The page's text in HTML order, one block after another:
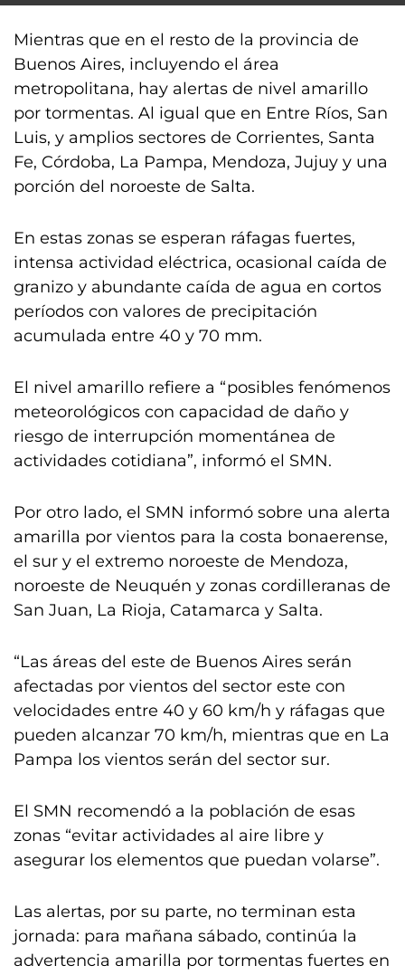
Mientras que en el resto de la provincia de
Buenos Aires, incluyendo el área
metropolitana, hay alertas de nivel amarillo
por tormentas. Al igual que en Entre Ríos, San
Luis, y amplios sectores de Corrientes, Santa
Fe, Córdoba, La Pampa, Mendoza, Jujuy y una
porción del noroeste de Salta.
En estas zonas se esperan ráfagas fuertes,
intensa actividad eléctrica, ocasional caída de
granizo y abundante caída de agua en cortos
períodos con valores de precipitación
acumulada entre 40 y 70 mm.
El nivel amarillo refiere a “posibles fenómenos
meteorológicos con capacidad de daño y
riesgo de interrupción momentánea de
actividades cotidiana”, informó el SMN.
Por otro lado, el SMN informó sobre una alerta
amarilla por vientos para la costa bonaerense,
el sur y el extremo noroeste de Mendoza,
noroeste de Neuquén y zonas cordilleranas de
San Juan, La Rioja, Catamarca y Salta.
“Las áreas del este de Buenos Aires serán
afectadas por vientos del sector este con
velocidades entre 40 y 60 km/h y ráfagas que
pueden alcanzar 70 km/h, mientras que en La
Pampa los vientos serán del sector sur.
El SMN recomendó a la población de esas
zonas “evitar actividades al aire libre y
asegurar los elementos que puedan volarse”.
Las alertas, por su parte, no terminan esta
jornada: para mañana sábado, continúa la
advertencia amarilla por tormentas fuertes en